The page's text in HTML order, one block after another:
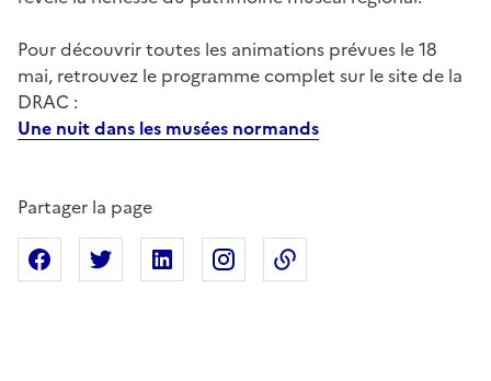
Pour découvrir toutes les animations prévues le 18
mai, retrouvez le programme complet sur le site de la
DRAC :
Une nuit dans les musées normands
Partager la page
Partager sur Facebook
Partager sur XPartager sur Linkedin
Partager sur Instagram